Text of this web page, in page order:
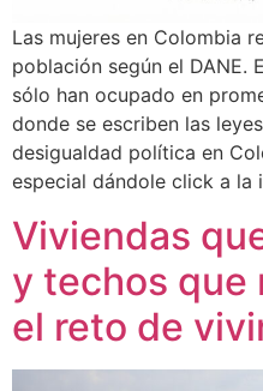
Las mujeres en Colombia
población según el DANE.
sólo han ocupado en
donde se escriben las
desigualdad política en
especial dándole click a la
Viviendas
y techos que
el reto de